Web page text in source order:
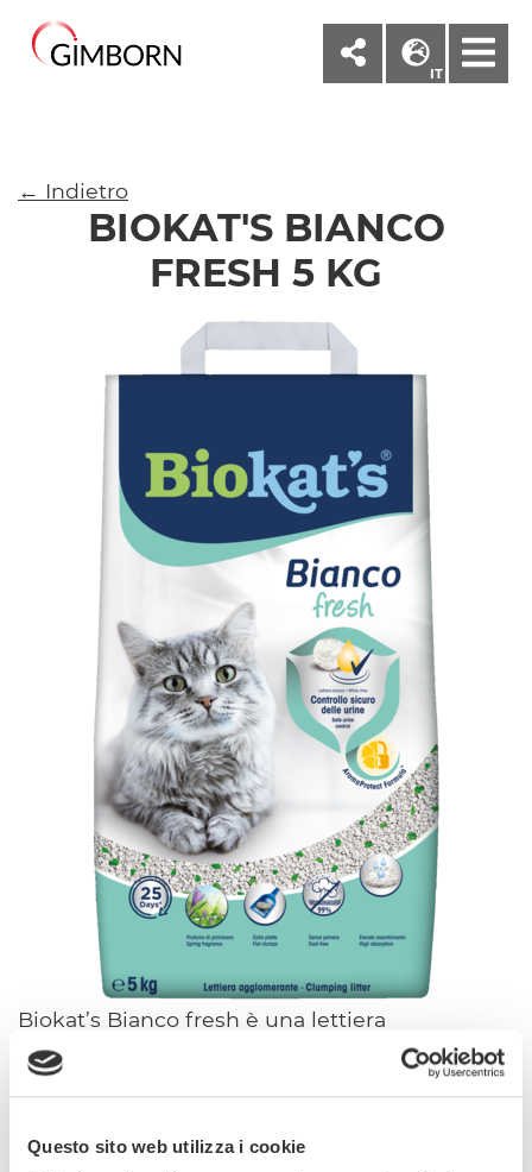
Questo sito web utilizza i cookie
IT
← Indietro
BIOKAT'S BIANCO
FRESH 5 KG
Biokat’s Bianco fresh è una lettiera
agglomerante in argilla naturale bianca. A
contatto con i liquidi si formano delle zolle che
sgradevoli. La promessa di qualità di Biokat’s: